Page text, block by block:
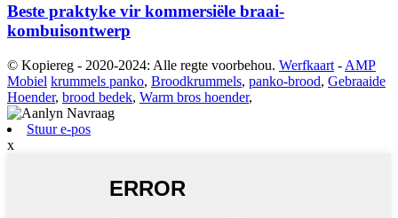
Beste praktyke vir kommersiële braai-
kombuisontwerp
© Kopiereg - 2020-2024: Alle regte voorbehou. Werfkaart - AMP
Mobiel krummels panko, Broodkrummels, panko-brood, Gebraaide
Hoender, brood bedek, Warm bros hoender,
Stuur e-pos
x